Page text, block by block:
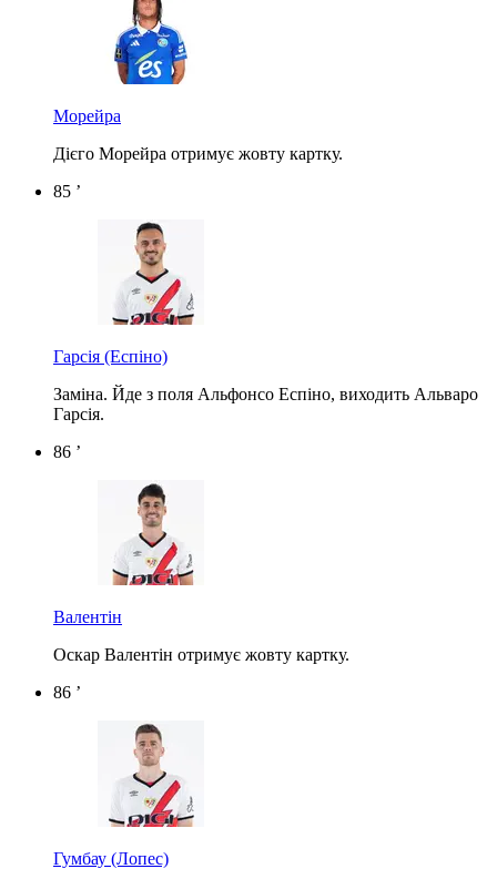
Морейра
Дієго Морейра отримує жовту картку.
85 ’
Гарсія (Еспіно)
Заміна. Йде з поля Альфонсо Еспіно, виходить Альваро
Гарсія.
86 ’
Валентін
Оскар Валентін отримує жовту картку.
86 ’
Гумбау (Лопес)